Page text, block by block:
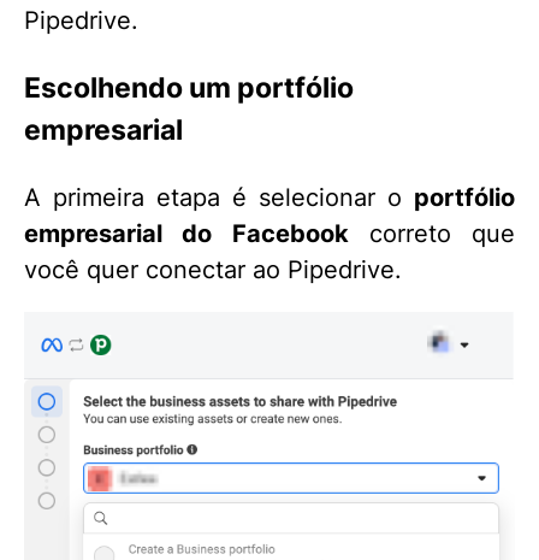
Pipedrive.
Escolhendo um portfólio
empresarial
A primeira etapa é selecionar o portfólio
empresarial do Facebook correto que
você quer conectar ao Pipedrive.